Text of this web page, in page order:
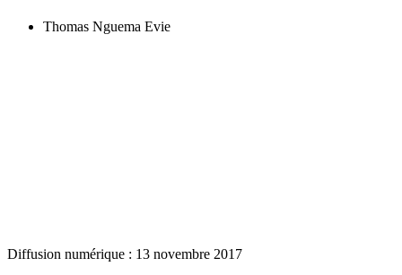
Thomas Nguema Evie
Diffusion numérique : 13 novembre 2017